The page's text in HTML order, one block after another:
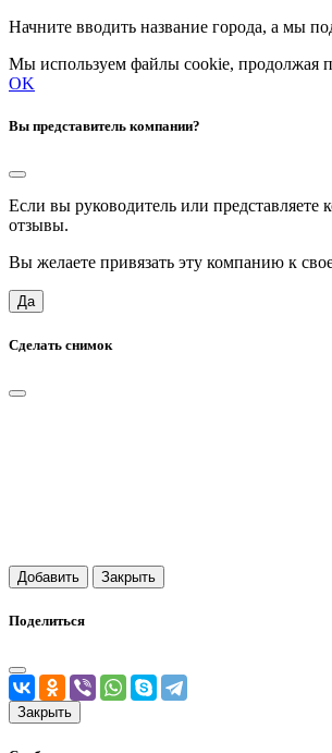
Начните вводить название города, а мы
Мы используем файлы cookie, продолжая
OK
Вы представитель компании?
Если вы руководитель или представляете
отзывы.
Вы желаете привязать эту компанию к
Да
Сделать снимок
Добавить Закрыть
Поделиться
Закрыть